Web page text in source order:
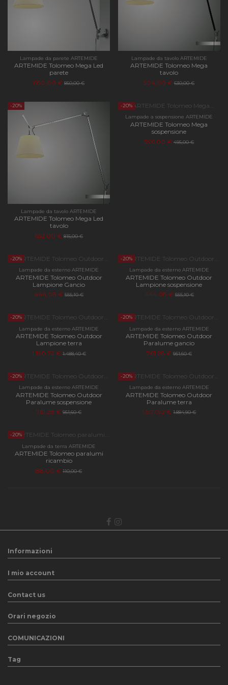
Lampade da parete ARTEMIDE
ARTEMIDE Tolomeo Mega Led
parete
680,00 € 850,00 €
Lampade da tavolo ARTEMIDE
ARTEMIDE Tolomeo Mega
tavolo
504,00 € 630,00 €
-20%
Lampade da tavolo ARTEMIDE
ARTEMIDE Tolomeo Mega Led
tavolo
652,00 € 815,00 €
-20%
Lampade a sospensione ARTEMIDE
ARTEMIDE Tolomeo Mega
sospensione
396,00 € 495,00 €
-20%
Lampade da esterno ARTEMIDE
ARTEMIDE Tolomeo Outdoor
Lampione Gancio
444,08 € 555,10 €
-20%
Lampade da esterno ARTEMIDE
ARTEMIDE Tolomeo Outdoor
Lampione sospensione
444,08 € 555,10 €
-20%
Lampade da esterno ARTEMIDE
ARTEMIDE Tolomeo Outdoor
Lampione terra
1.190,72 € 1.488,40 €
-20%
Lampade da esterno ARTEMIDE
ARTEMIDE Tolomeo Outdoor
Paralume gancio
761,28 € 951,60 €
-20%
Lampade da esterno ARTEMIDE
ARTEMIDE Tolomeo Outdoor
Paralume sospensione
761,28 € 951,60 €
-20%
Lampade da esterno ARTEMIDE
ARTEMIDE Tolomeo Outdoor
Paralume terra
1.507,92 € 1.884,90 €
-20%
Lampade da terra ARTEMIDE
ARTEMIDE Tolomeo paralumi
ricambio
88,00 € 110,00 €
Informazioni
I mio account
Contact us
Orari negozio
COMUNICAZIONI
Tag